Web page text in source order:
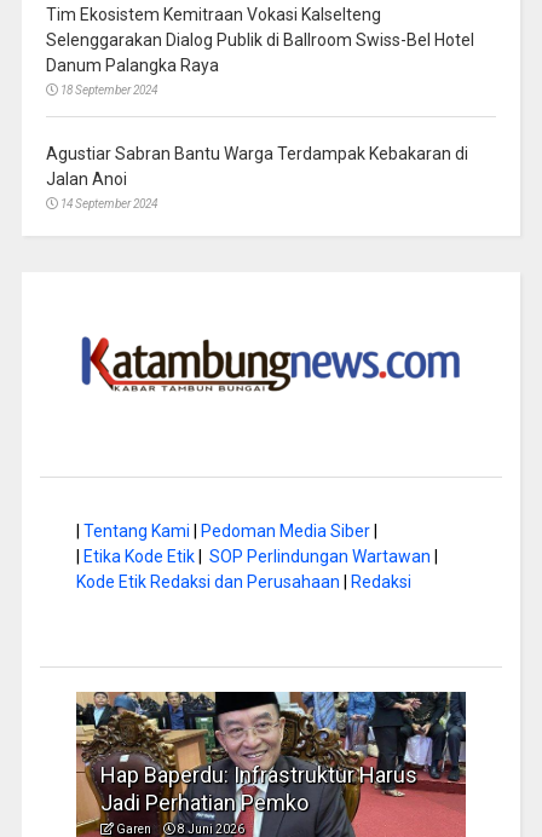
Tim Ekosistem Kemitraan Vokasi Kalselteng
Selenggarakan Dialog Publik di Ballroom Swiss-Bel Hotel
Danum Palangka Raya
18 September 2024
Agustiar Sabran Bantu Warga Terdampak Kebakaran di
Jalan Anoi
14 September 2024
Tentang Kami Pedoman Media Siber|
Etika Kode Etik| SOP Perlindungan Wartawan
Kode Etik Redaksi dan Perusahaan
Redaksi
Musim Kemarau, DPRD Dorong
Pengelolaan Sampah yang Aman
Garen 6 Juni 2026